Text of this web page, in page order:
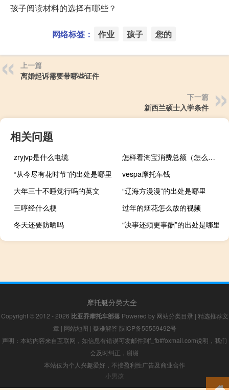
孩子阅读材料的选择有哪些？
网络标签： 作业 孩子 您的
上一篇
离婚起诉需要带哪些证件
下一篇
新西兰硕士入学条件
相关问题
zryjvp是什么电缆
怎样看淘宝消费总额（怎么查看淘宝消费总额）
“从今尽有花时节”的出处是哪里
vespa摩托车钱
大年三十不睡觉行吗的英文
“辽海方漫漫”的出处是哪里
三哼经什么梗
过年的烟花怎么放的视频
冬天还要防晒吗
“决事还须更事酬”的出处是哪里
摩托艇分类大全
Copyright © 2012 - 2026 比亚乔摩托车部落Powered by 网站分类目录 | 精选推荐文
章 | 网站地图 | 疑难解答 陕ICP备55559492号
声明：本站内容来自互联网，如信息有错误可发邮件到f_fb#foxmail.com说明，我们
会及时纠正，谢谢
本站仅为个人兴趣爱好，不接盈利性广告及商业合作
小男孩